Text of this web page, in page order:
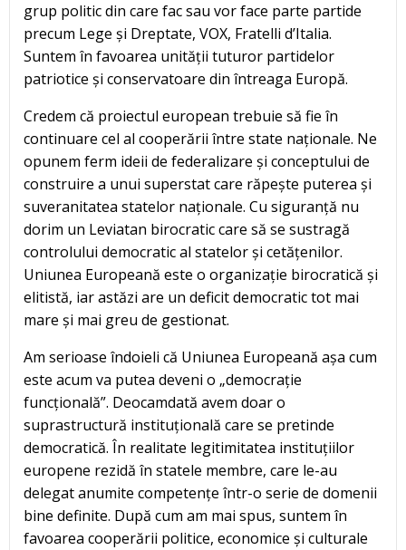
grup politic din care fac sau vor face parte partide
precum Lege și Dreptate, VOX, Fratelli d’Italia.
Suntem în favoarea unității tuturor partidelor
patriotice și conservatoare din întreaga Europă.
Credem că proiectul european trebuie să fie în
continuare cel al cooperării între state naționale. Ne
opunem ferm ideii de federalizare și conceptului de
construire a unui superstat care răpește puterea și
suveranitatea statelor naționale. Cu siguranță nu
dorim un Leviatan birocratic care să se sustragă
controlului democratic al statelor și cetățenilor.
Uniunea Europeană este o organizație birocratică și
elitistă, iar astăzi are un deficit democratic tot mai
mare și mai greu de gestionat.
Am serioase îndoieli că Uniunea Europeană așa cum
este acum va putea deveni o „democrație
funcțională”. Deocamdată avem doar o
suprastructură instituțională care se pretinde
democratică. În realitate legitimitatea instituțiilor
europene rezidă în statele membre, care le-au
delegat anumite competențe într-o serie de domenii
bine definite. După cum am mai spus, suntem în
favoarea cooperării politice, economice și culturale